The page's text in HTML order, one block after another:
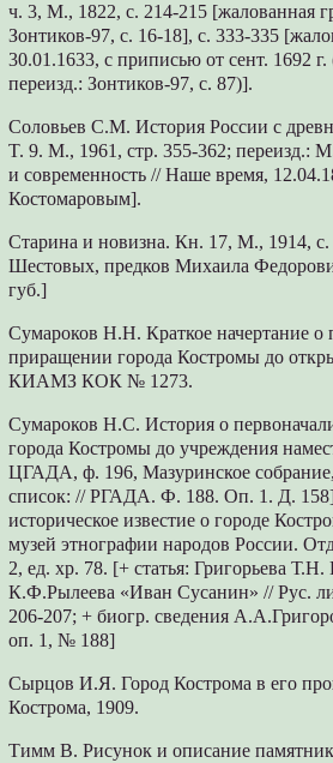
ч. 3, М., 1822, с. 214-215 [жалованная
Зонтиков-97, с. 16-18], с. 333-335
30.01.1633, с приписью от сент. 1692
переизд.: Зонтиков-97, с. 87)].
Соловьев С.М. История России с
T. 9. М., 1961, стр. 355-362; переизд.:
и современность // Наше время,
Костомаровым].
Старина и новизна. Кн. 17, М., 1914, с.
Шестовых, предков Михаила
губ.]
Сумароков Н.Н. Краткое начертание о
приращении города Костромы до
КИАМЗ КОК № 1273.
Сумароков Н.С. История о
города Костромы до учреждения
ЦГАДА, ф. 196, Мазуринское
список: // РГАДА. Ф. 188. Оп. 1. Д.
историческое известие о городе
музей этнографии народов России.
2, ед. хр. 78. [+ статья: Григорьева
К.Ф.Рылеева «Иван Сусанин» // Рус.
206-207; + биогр. сведения
оп. 1, № 188]
Сырцов И.Я. Город Кострома в его
Кострома, 1909.
Тимм В. Рисунок и описание